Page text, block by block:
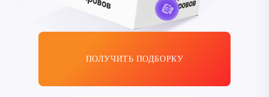
ПОЛУЧИТЬ ПОДБОРКУ